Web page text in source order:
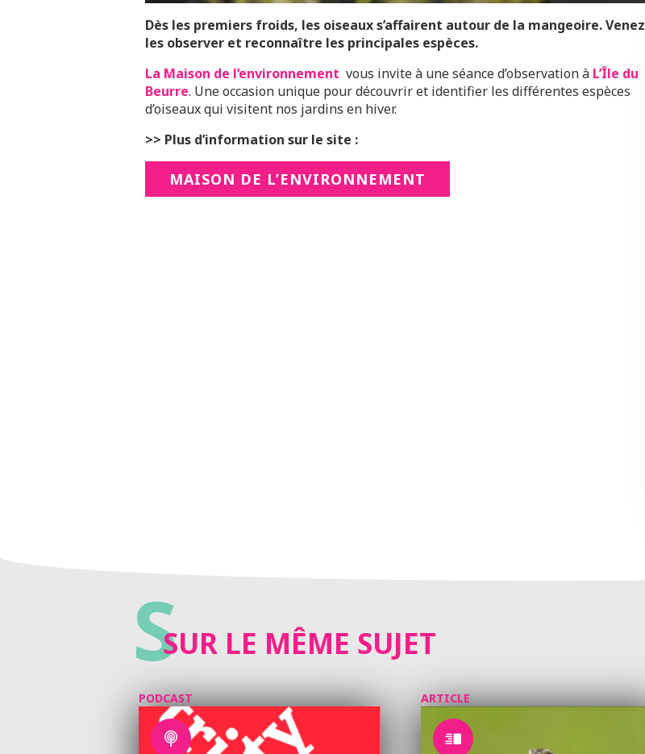
Dès les premiers froids, les oiseaux s’affairent autour de la mangeoire. Venez
les observer et reconnaître les principales espèces.
La Maison de l’environnement vous invite à une séance d’observation à L’Île du
Beurre. Une occasion unique pour découvrir et identifier les différentes espèces
d’oiseaux qui visitent nos jardins en hiver.
>> Plus d’information sur le site :
MAISON DE L’ENVIRONNEMENT
SSUR LE MÊME SUJET
PODCAST ARTICLE